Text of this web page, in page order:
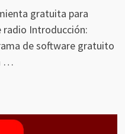
gratuita para
Introducción:
de software gratuito
…